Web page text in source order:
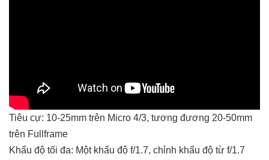
Tiêu cự: 10-25mm trên Micro 4/3, tương đương 20-50mm
trên Fullframe
Khẩu độ tối đa: Một khẩu độ f/1.7, chỉnh khẩu độ từ f/1.7